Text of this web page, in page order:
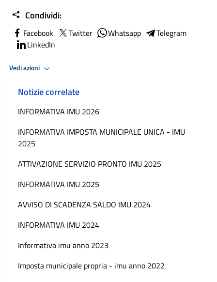
Condividi:
Facebook Twitter Whatsapp
Telegram
LinkedIn
Vedi azioni
Notizie correlate
INFORMATIVA IMU 2026
INFORMATIVA IMPOSTA MUNICIPALE UNICA - IMU
2025
ATTIVAZIONE SERVIZIO PRONTO IMU 2025
INFORMATIVA IMU 2025
AVVISO DI SCADENZA SALDO IMU 2024
INFORMATIVA IMU 2024
Informativa imu anno 2023
Imposta municipale propria - imu anno 2022